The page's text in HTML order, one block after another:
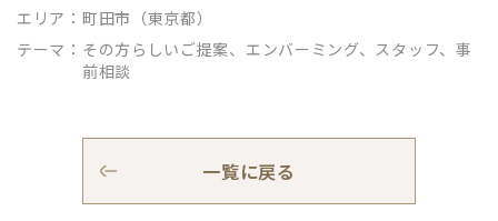
エリア： 町田市（東京都）
テーマ： その方らしいご提案、エンバーミング、スタッフ、事
前相談
一覧に戻る